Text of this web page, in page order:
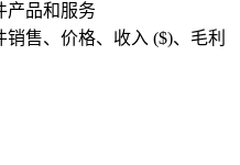
产品和服务
销售、价格、收入 ($)、毛利